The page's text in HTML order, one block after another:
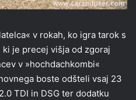
v rokah, ko igra tarok s
je precej višja od zgoraj
v »hochdachkombi«
boste odšteli vsaj 23
TDI in DSG ter dodatku